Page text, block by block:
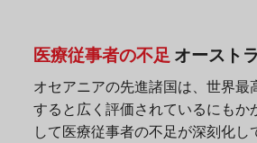
医療従事者の不足オースト
オセアニアの先進諸国は、世界最
すると広く評価されているにもか
して医療従事者の不足が深刻化し